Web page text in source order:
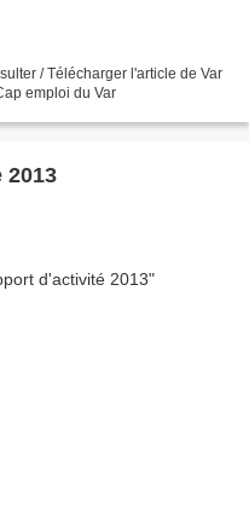
/ Télécharger l'article de Var
emploi du Var